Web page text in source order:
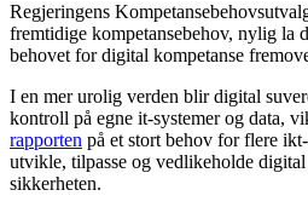
Regjeringens
fremtidige kompetansebehov, nylig la
behovet for digital kompetanse
I en mer urolig verden blir digital
kontroll på egne it-systemer og data,
rapporten på et stort behov for flere
utvikle, tilpasse og vedlikeholde
sikkerheten.